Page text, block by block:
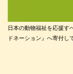
日本の動物福祉を応援す
ドネーション』へ寄付し